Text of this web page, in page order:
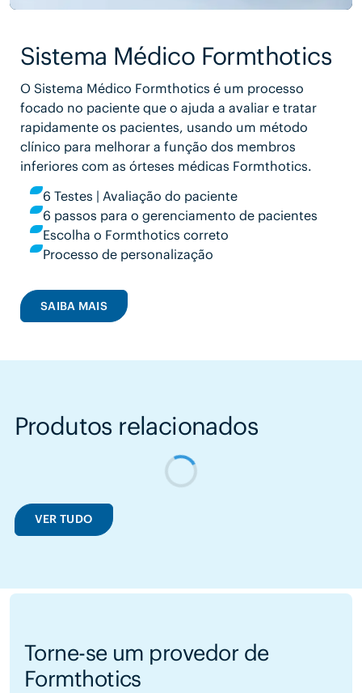
Sistema Médico Formthotics
O Sistema Médico Formthotics é um processo
focado no paciente que o ajuda a avaliar e tratar
rapidamente os pacientes, usando um método
clínico para melhorar a função dos membros
inferiores com as órteses médicas Formthotics.
6 Testes | Avaliação do paciente
6 passos para o gerenciamento de pacientes
Escolha o Formthotics correto
Processo de personalização
SAIBA MAIS
Produtos relacionados
VER TUDO
Torne-se um provedor de
Formthotics